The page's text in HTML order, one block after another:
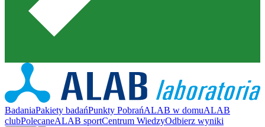
BadaniaPakiety badańPunkty PobrańALAB w domuALAB
clubPolecaneALAB sportCentrum WiedzyOdbierz wyniki